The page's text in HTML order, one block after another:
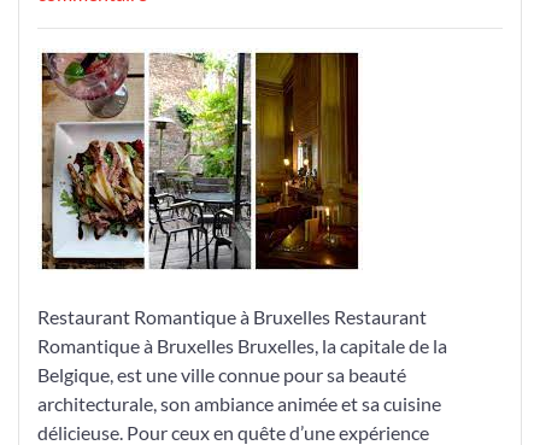
l’Enchantement
Culinaire
d’un
Restaurant
Romantique
à
Bruxelles
Restaurant Romantique à Bruxelles Restaurant
Romantique à Bruxelles Bruxelles, la capitale de la
Belgique, est une ville connue pour sa beauté
architecturale, son ambiance animée et sa cuisine
délicieuse. Pour ceux en quête d’une expérience